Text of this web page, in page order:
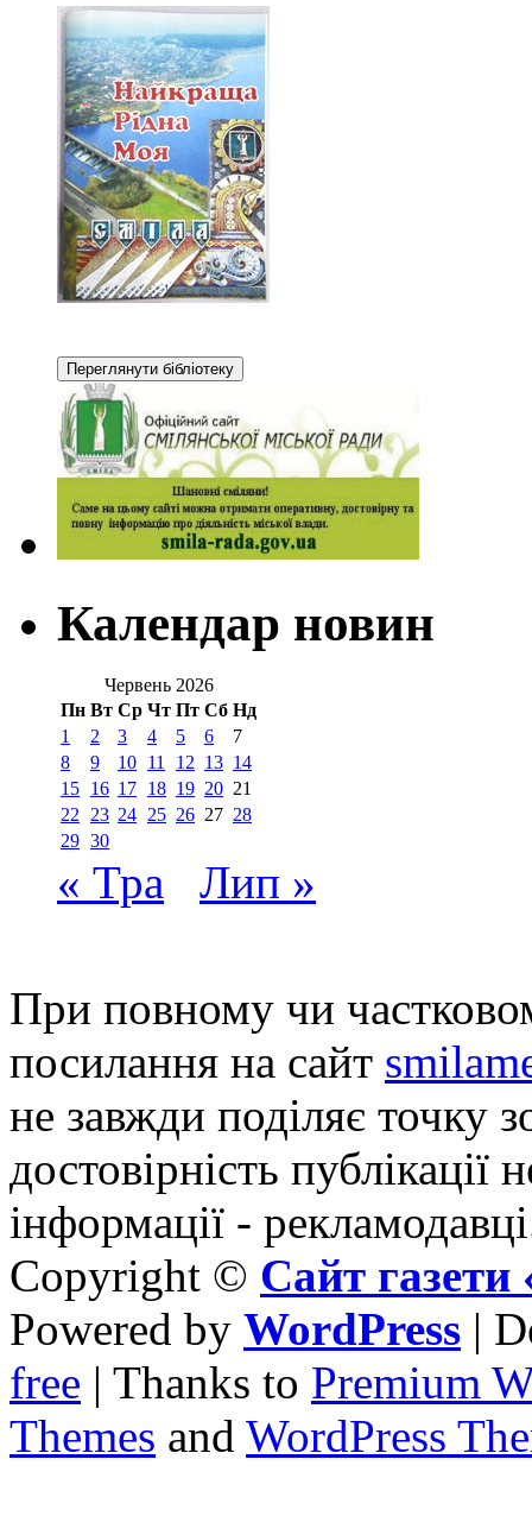
Календар новин
Червень 2026
Пн Вт Ср Чт Пт Сб Нд
1
2 3 4 5 6
7
8
9 10 11 12 13 14
15 16 17 18 19 20 21
22 23 24 25 26 27 28
29 30
« Тра Лип »
При повному чи
посилання на сайт
не завжди поділяє точку
достовірність публікації
інформації -
Copyright © Сайт
Powered by WordPress |
free | Thanks to Premium
Themes and WordPress